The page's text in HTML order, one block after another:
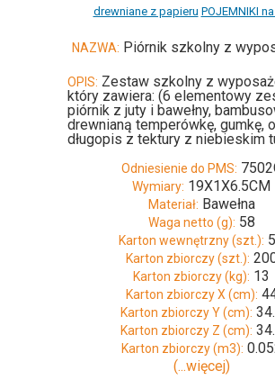
drewniane z papieru POJEMNIKI
NAZWA: Piórnik szkolny z
OPIS: Zestaw szkolny z
który zawiera: (6 elementowy
piórnik z juty i bawełny,
drewnianą temperówkę, gumkę,
długopis z tektury z niebieskim
Odniesienie do PMS:
Wymiary: 19X1X6.5CM
Materiał: Bawełna
Waga netto (g): 58
Karton wewnętrzny (szt.):
Karton zbiorczy (szt.):
Karton zbiorczy (kg): 13
Karton zbiorczy X (cm):
Karton zbiorczy Y (cm):
Karton zbiorczy Z (cm):
Karton zbiorczy (m3):
(...więcej)